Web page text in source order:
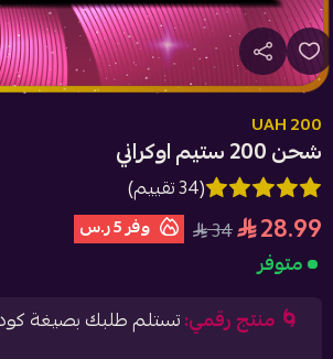
200 UAH
شحن 200 ستيم اوكراني
(34 تقييم)
28.99
34 وفر5 ر.س
متوفر
🌀 منتج رقمي:تستلم طلبك بصيغة